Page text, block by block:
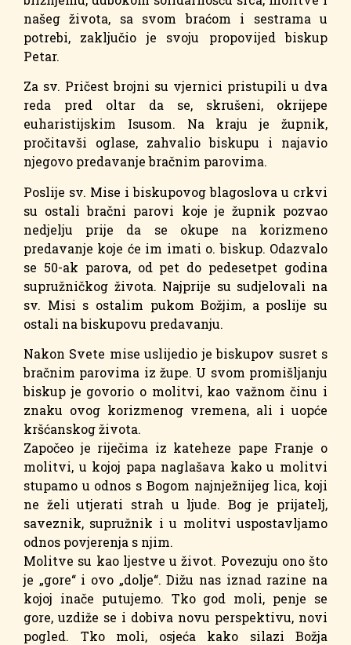
našeg života, sa svom braćom i sestrama u
potrebi, zaključio je svoju propovijed biskup
Petar.
Za sv. Pričest brojni su vjernici pristupili u dva
reda pred oltar da se, skrušeni, okrijepe
euharistijskim Isusom. Na kraju je župnik,
pročitavši oglase, zahvalio biskupu i najavio
njegovo predavanje bračnim parovima.
Poslije sv. Mise i biskupovog blagoslova u crkvi
su ostali bračni parovi koje je župnik pozvao
nedjelju prije da se okupe na korizmeno
predavanje koje će im imati o. biskup. Odazvalo
se 50-ak parova, od pet do pedesetpet godina
supružničkog života. Najprije su sudjelovali na
sv. Misi s ostalim pukom Božjim, a poslije su
ostali na biskupovu predavanju.
Nakon Svete mise uslijedio je biskupov susret s
bračnim parovima iz župe. U svom promišljanju
biskup je govorio o molitvi, kao važnom činu i
znaku ovog korizmenog vremena, ali i uopće
kršćanskog života.
Započeo je riječima iz kateheze pape Franje o
molitvi, u kojoj papa naglašava kako u molitvi
stupamo u odnos s Bogom najnježnijeg lica, koji
ne želi utjerati strah u ljude. Bog je prijatelj,
saveznik, supružnik i u molitvi uspostavljamo
odnos povjerenja s njim.
Molitve su kao ljestve u život. Povezuju ono što
je „gore“ i ovo „dolje“. Dižu nas iznad razine na
kojoj inače putujemo. Tko god moli, penje se
gore, uzdiže se i dobiva novu perspektivu, novi
pogled. Tko moli, osjeća kako silazi Božja